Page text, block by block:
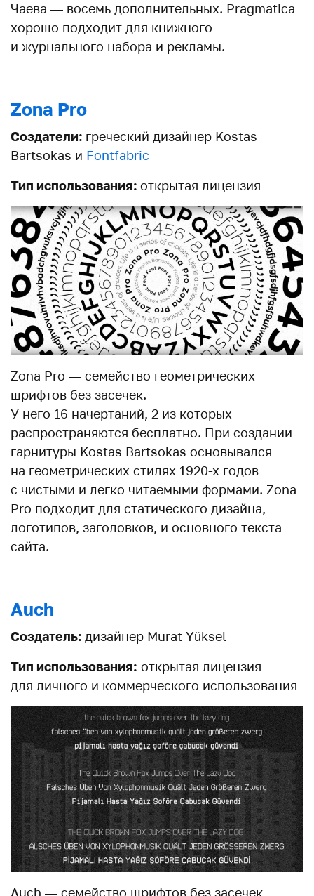
Чаева — восемь дополнительных. Pragmatica
хорошо подходит для книжного
и журнального набора и рекламы.
Zona Pro
Создатели: греческий дизайнер Kostas
Bartsokas и Fontfabric
Тип использования: открытая лицензия
Zona Pro — семейство геометрических
шрифтов без засечек.
У него 16 начертаний, 2 из которых
распространяются бесплатно. При создании
гарнитуры Kostas Bartsokas основывался
на геометрических стилях 1920-х годов
с чистыми и легко читаемыми формами. Zona
Pro подходит для статического дизайна,
логотипов, заголовков, и основного текста
сайта.
Auch
Создатель: дизайнер Murat Yüksel
Тип использования: открытая лицензия
для личного и коммерческого использования
Auch — семейство шрифтов без засечек,